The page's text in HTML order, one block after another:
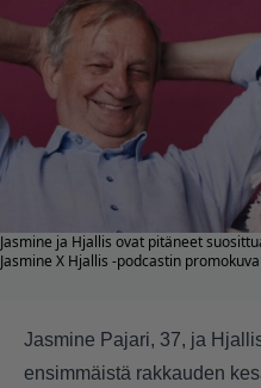
Jasmine ja Hjallis ovat pitäneet
Jasmine X Hjallis -podcastin promokuva
Jasmine Pajari, 37, ja
ensimmäistä rakkauden